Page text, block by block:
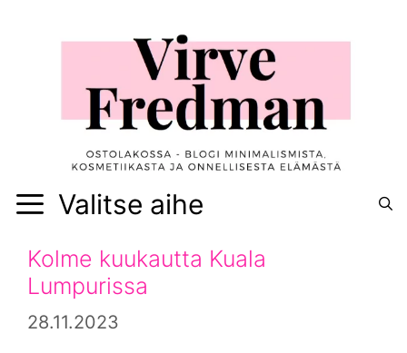
Valitse aihe
Kolme kuukautta Kuala
Lumpurissa
28.11.2023